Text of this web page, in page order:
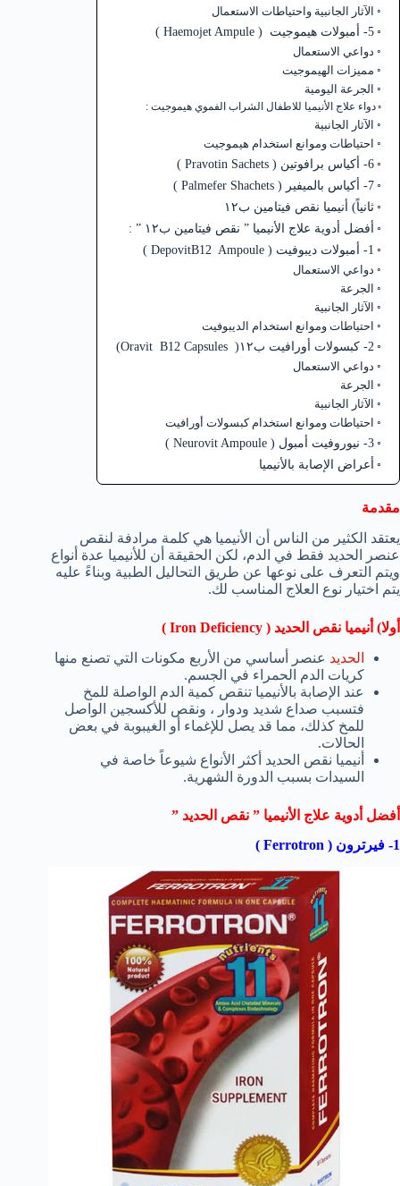
الآثار الجانبية واحتياطات الاستعمال
5- أمبولات هيموجيت ( Haemojet Ampule )
دواعي الاستعمال
مميزات الهيموجيت
الجرعة اليومية
دواء علاج الأنيميا للاطفال الشراب الفموي هيموجيت :
الآثار الجانبية
احتياطات وموانع استخدام هيموجيت
6- أكياس برافوتين ( Pravotin Sachets )
7- أكياس بالميفير ( Palmefer Shachets )
ثانياً) أنيميا نقص فيتامين ب١٢
أفضل أدوية علاج الأنيميا ” نقص فيتامين ب١٢ ” :
1- أمبولات ديبوفيت ( DepovitB12 Ampoule )
دواعي الاستعمال
الجرعة
الآثار الجانبية
احتياطات وموانع استخدام الديبوفيت
2- كبسولات أورافيت ب١٢( Oravit B12 Capsules)
دواعي الاستعمال
الجرعة
الآثار الجانبية
احتياطات وموانع استخدام كبسولات أورافيت
3- نيوروفيت أمبول ( Neurovit Ampoule )
أعراض الإصابة بالأنيميا
مقدمة
يعتقد الكثير من الناس أن الأنيميا هي كلمة مرادفة لنقص
عنصر الحديد فقط في الدم، لكن الحقيقة أن للأنيميا عدة أنواع
ويتم التعرف على نوعها عن طريق التحاليل الطبية وبناءً عليه
يتم اختيار نوع العلاج المناسب لك.
أولا) أنيميا نقص الحديد ( Iron Deficiency )
الحديد عنصر أساسي من الأربع مكونات التي تصنع منها
كريات الدم الحمراء في الجسم.
عند الإصابة بالأنيميا تنقص كمية الدم الواصلة للمخ
فتسبب صداع شديد ودوار ، ونقص للأكسجين الواصل
للمخ كذلك، مما قد يصل للإغماء أو الغيبوبة في بعض
الحالات.
أنيميا نقص الحديد أكثر الأنواع شيوعاً خاصة في
السيدات بسبب الدورة الشهرية.
أفضل أدوية علاج الأنيميا ” نقص الحديد ”
1- فيرترون ( Ferrotron )